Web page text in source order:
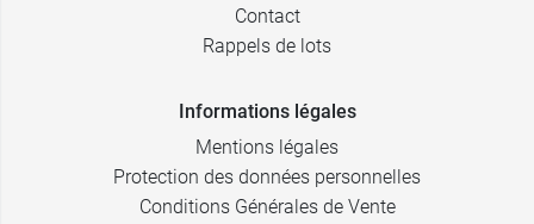
Contact
Rappels de lots
Informations légales
Mentions légales
Protection des données personnelles
Conditions Générales de Vente